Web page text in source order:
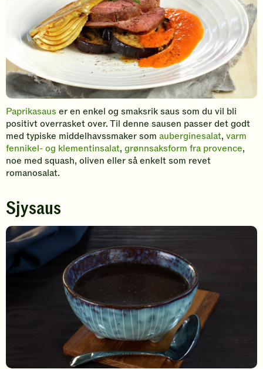
Paprikasaus er en enkel og smaksrik saus som du vil bli
positivt overrasket over. Til denne sausen passer det godt
med typiske middelhavssmaker som auberginesalat, varm
fennikel- og klementinsalat, grønnsaksform fra provence,
noe med squash, oliven eller så enkelt som revet
romanosalat.
Sjysaus